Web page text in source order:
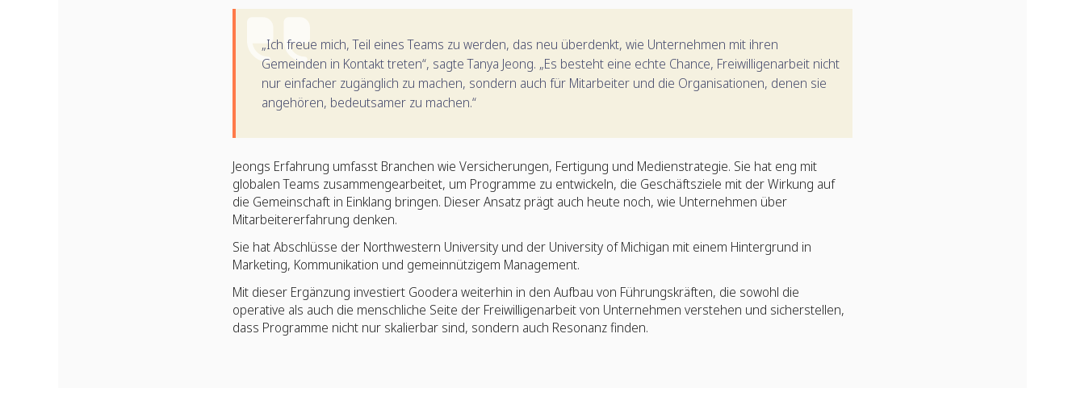
„Ich freue mich, Teil eines Teams zu werden, das neu überdenkt, wie Unternehmen mit ihren
Gemeinden in Kontakt treten“, sagte Tanya Jeong. „Es besteht eine echte Chance, Freiwilligenarbeit nicht
nur einfacher zugänglich zu machen, sondern auch für Mitarbeiter und die Organisationen, denen sie
angehören, bedeutsamer zu machen.“
Jeongs Erfahrung umfasst Branchen wie Versicherungen, Fertigung und Medienstrategie. Sie hat eng mit
globalen Teams zusammengearbeitet, um Programme zu entwickeln, die Geschäftsziele mit der Wirkung auf
die Gemeinschaft in Einklang bringen. Dieser Ansatz prägt auch heute noch, wie Unternehmen über
Mitarbeitererfahrung denken.
Sie hat Abschlüsse der Northwestern University und der University of Michigan mit einem Hintergrund in
Marketing, Kommunikation und gemeinnützigem Management.
Mit dieser Ergänzung investiert Goodera weiterhin in den Aufbau von Führungskräften, die sowohl die
operative als auch die menschliche Seite der Freiwilligenarbeit von Unternehmen verstehen und sicherstellen,
dass Programme nicht nur skalierbar sind, sondern auch Resonanz finden.